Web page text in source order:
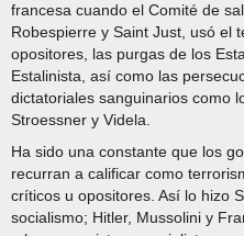
francesa cuando el Comité de
Robespierre y Saint Just, usó el
opositores, las purgas de los
Estalinista, así como las
dictatoriales sanguinarios como
Stroessner y Videla.
Ha sido una constante que los
recurran a calificar como
críticos u opositores. Así lo hizo
socialismo; Hitler, Mussolini y